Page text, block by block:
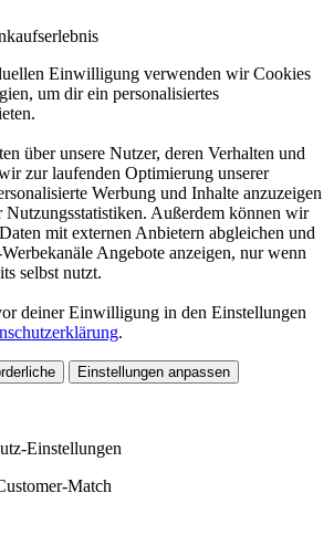
Einwilligung verwenden wir Cookies
um dir ein personalisiertes
über unsere Nutzer, deren Verhalten und
zur laufenden Optimierung unserer
Werbung und Inhalte anzuzeigen
Nutzungsstatistiken. Außerdem können wir
mit externen Anbietern abgleichen und
Angebote anzeigen, nur wenn
selbst nutzt.
deiner Einwilligung in den Einstellungen
.
Einstellungen anpassen
Einstellungen
Match